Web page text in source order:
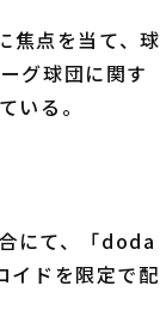
焦点を当て、球
グ球団に関す
いる。
にて、「doda
イドを限定で配